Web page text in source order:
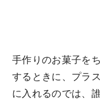
手作りのお菓子を
するときに、プラ
に入れるのでは、